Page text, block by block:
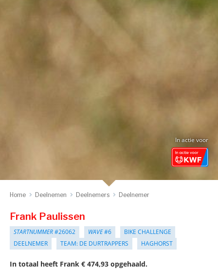
In actie voor
Home Deelnemen Deelnemers Deelnemer
Frank Paulissen
STARTNUMMER#26062 WAVE#6
BIKE CHALLENGE
DEELNEMER
TEAM: DE DURTRAPPERS HAGHORST
In totaal heeft Frank € 474,93 opgehaald.